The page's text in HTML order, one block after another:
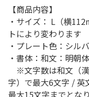
【商品内容】
・サイズ： L（横
トにより変わります
・プレート色：シル
・書体：和文：明朝
※文字数は和文（
字）で最大6文字 / 英
最大15文字までとなり